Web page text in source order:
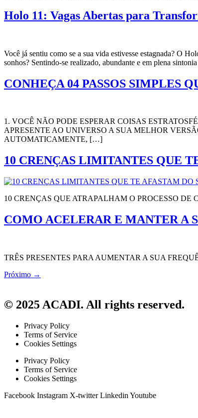
Holo 11: Vagas Abertas para
Você já sentiu como se a sua vida estivesse estagnada? O
sonhos? Sentindo-se realizado, abundante e em plena
CONHEÇA 04 PASSOS SIMPLES
1. VOCÊ NÃO PODE ESPERAR COISAS
APRESENTE AO UNIVERSO A SUA MELHOR
AUTOMATICAMENTE, […]
10 CRENÇAS LIMITANTES QUE
10 CRENÇAS QUE ATRAPALHAM O PROCESSO DE
COMO ACELERAR E MANTER A
TRÊS PRESENTES PARA AUMENTAR A SUA
Próximo →
© 2025 ACADI. All rights reserved.
Privacy Policy
Terms of Service
Cookies Settings
Privacy Policy
Terms of Service
Cookies Settings
Facebook Instagram X-twitter Linkedin Youtube